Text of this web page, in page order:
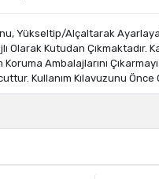
Yükseltip/Alçaltarak
Olarak Kutudan
Ambalajlarını
Kullanım Kılavuzunu